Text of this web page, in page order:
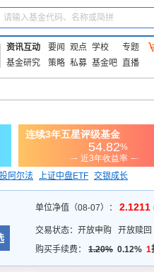
请输入基金代码、名称或简拼
资讯互动 要闻 观点 学校
专题
基金研究
策略 私募 基金吧 直播
阿尔法 上证中盘ETF 交银成长
单位净值（08-07）： 2.1211
交易状态： 开放申购
开放赎回
购买手续费： 1.20% 0.12% 1